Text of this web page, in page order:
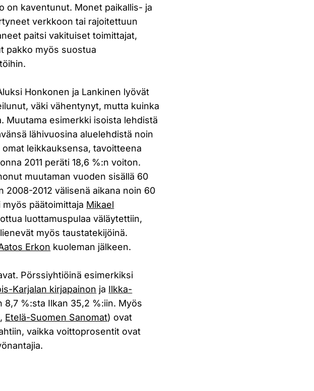
on kaventunut. Monet paikallis- ja
verkkoon tai rajoitettuun
paitsi vakituiset toimittajat,
pakko myös suostua
Honkonen ja Lankinen lyövät
väki vähentynyt, mutta kuinka
Muutama esimerkki isoista lehdistä
lähivuosina aluelehdistä noin
leikkauksensa, tavoitteena
2011 peräti 18,6 %:n voiton.
muutaman vuoden sisällä 60
2008-2012 välisenä aikana noin 60
päätoimittaja Mikael
luottamuspulaa väläytettiin,
myös taustatekijöinä.
Erkon kuoleman jälkeen.
Pörssiyhtiöinä esimerkiksi
Karjalan kirjapainon ja Ilkka-
8,7 %:sta Ilkan 35,2 %:iin. Myös
, Etelä-Suomen Sanomat) ovat
vaikka voittoprosentit ovat